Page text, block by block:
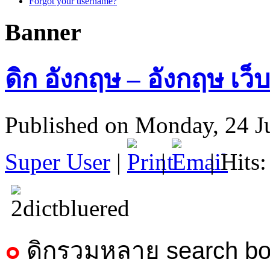
Banner
ดิก อังกฤษ – อังกฤษ เ
Published on Monday, 24
Super User | | | Hits:
๐ ดิกรวมหลาย search